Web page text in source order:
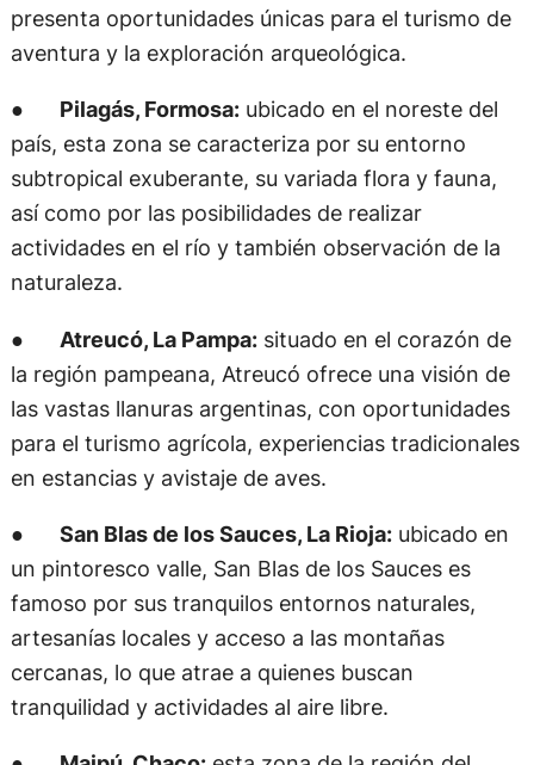
presenta oportunidades únicas para el turismo de
aventura y la exploración arqueológica.
● Pilagás, Formosa:ubicado en el noreste del
país, esta zona se caracteriza por su entorno
subtropical exuberante, su variada flora y fauna,
así como por las posibilidades de realizar
actividades en el río y también observación de la
naturaleza.
● Atreucó, La Pampa:situado en el corazón de
la región pampeana, Atreucó ofrece una visión de
las vastas llanuras argentinas, con oportunidades
para el turismo agrícola, experiencias tradicionales
en estancias y avistaje de aves.
● San Blas de los Sauces, La Rioja:ubicado en
un pintoresco valle, San Blas de los Sauces es
famoso por sus tranquilos entornos naturales,
artesanías locales y acceso a las montañas
cercanas, lo que atrae a quienes buscan
tranquilidad y actividades al aire libre.